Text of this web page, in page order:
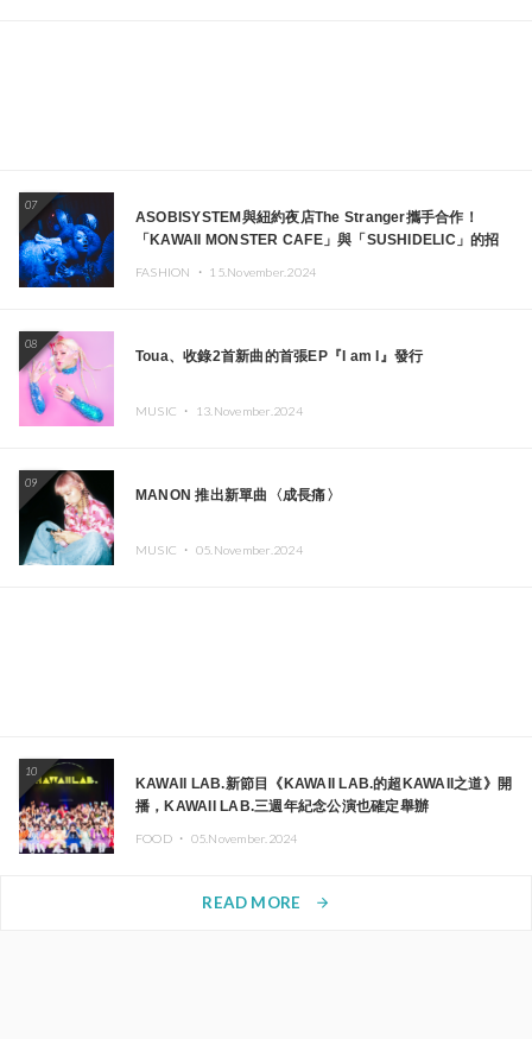
07
ASOBISYSTEM與紐約夜店The Stranger攜手合作！
「KAWAII MONSTER CAFE」與「SUSHIDELIC」的招
FASHION ・ 15.November.2024
08
Toua、收錄2首新曲的首張EP『I am I』發行
MUSIC ・ 13.November.2024
09
MANON 推出新單曲〈成長痛〉
MUSIC ・ 05.November.2024
10
KAWAII LAB.新節目《KAWAII LAB.的超KAWAII之道》開
播，KAWAII LAB.三週年紀念公演也確定舉辦
FOOD ・ 05.November.2024
READ MORE arrow_forward